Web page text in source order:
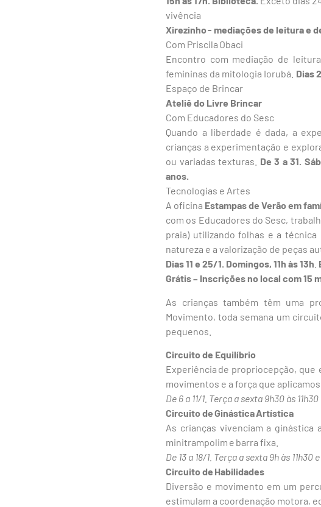
vivência
Xirezinho - mediações de leitura e
Com Priscila Obaci
Encontro com mediação de
femininas da mitologia Iorubá. Dias
Espaço de Brincar
Ateliê do Livre Brincar
Com Educadores do Sesc
Quando a liberdade é dada, a
crianças a experimentação e
ou variadas texturas. De 3 a 31.
anos.
Tecnologias e Artes
A oficina Estampas de Verão em
com os Educadores do Sesc,
praia) utilizando folhas e a
natureza e a valorização de peças
Dias 11 e 25/1. Domingos, 11h às 13h
Grátis – Inscrições no local com 15
As crianças também têm uma
Movimento, toda semana um
pequenos.
Circuito de Equilíbrio
Experiência de propriocepção,
movimentos e a força que
De 6 a 11/1. Terça a sexta 9h30 às
Circuito de Ginástica Artística
As crianças vivenciam a ginástica
minitrampolim e barra fixa.
De 13 a 18/1. Terça a sexta 9h às 11h30
Circuito de Habilidades
Diversão e movimento em um
estimulam a coordenação motora,